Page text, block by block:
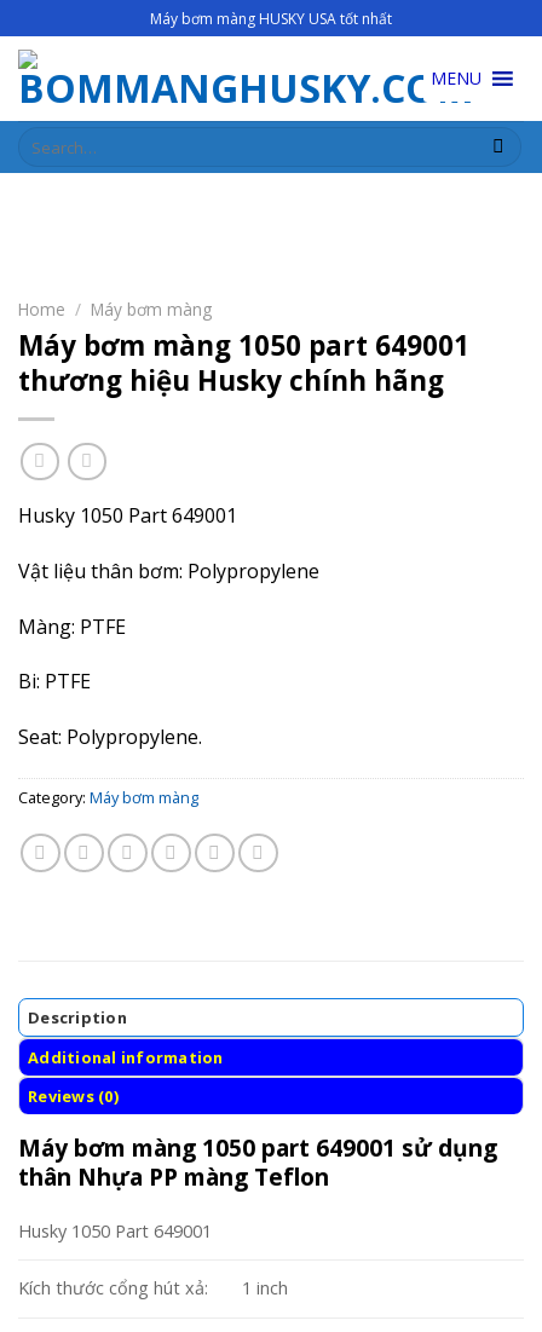
to
content
Máy bơm màng HUSKY USA tốt nhất
MENU
for:
Home / Máy bơm màng
Máy bơm màng 1050 part 649001
thương hiệu Husky chính hãng
Husky 1050 Part 649001
Vật liệu thân bơm: Polypropylene
Màng: PTFE
Bi: PTFE
Seat: Polypropylene.
Category: Máy bơm màng
Description
Additional information
Reviews (0)
Máy bơm màng 1050 part 649001 sử dụng
thân Nhựa PP màng Teflon
Husky 1050 Part 649001
Kích thước cổng hút xả: 1 inch